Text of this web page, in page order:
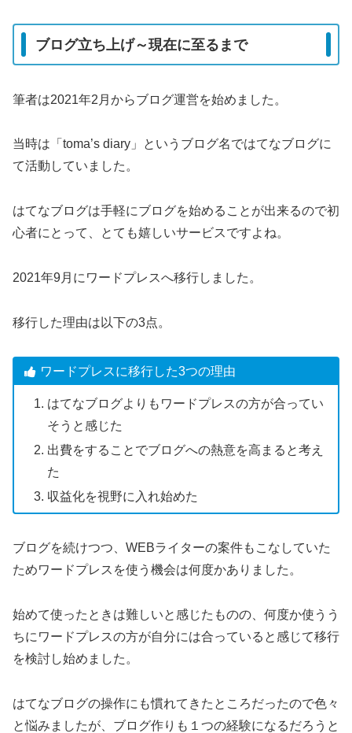
ブログ立ち上げ～現在に至るまで
筆者は2021年2月からブログ運営を始めました。
当時は「toma’s diary」というブログ名ではてなブログに
て活動していました。
はてなブログは手軽にブログを始めることが出来るので初
心者にとって、とても嬉しいサービスですよね。
2021年9月にワードプレスへ移行しました。
移行した理由は以下の3点。
ワードプレスに移行した3つの理由
はてなブログよりもワードプレスの方が合ってい
そうと感じた
出費をすることでブログへの熱意を高まると考え
た
収益化を視野に入れ始めた
ブログを続けつつ、WEBライターの案件もこなしていた
ためワードプレスを使う機会は何度かありました。
始めて使ったときは難しいと感じたものの、何度か使うう
ちにワードプレスの方が自分には合っていると感じて移行
を検討し始めました。
はてなブログの操作にも慣れてきたところだったので色々
と悩みましたが、ブログ作りも１つの経験になるだろうと